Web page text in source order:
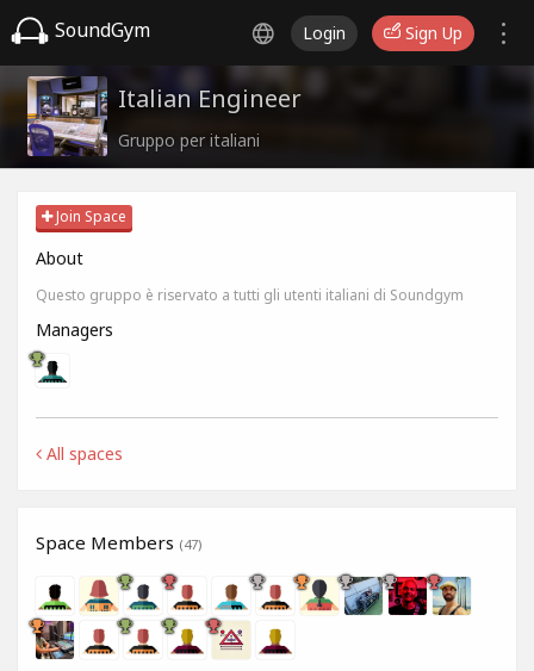
SoundGym Login Sign Up
Italian Engineer
Gruppo per italiani
Join Space
About
Questo gruppo è riservato a tutti gli utenti italiani di Soundgym
Managers
All spaces
Space Members (47)